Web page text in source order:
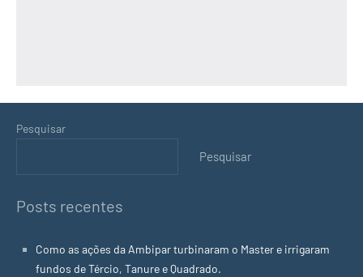
Pesquisar
Pesquisar
Posts recentes
Como as ações da Ambipar turbinaram o Master e irrigaram
fundos de Tércio, Tanure e Quadrado.